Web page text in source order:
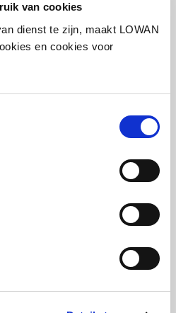
van cookies
dienst te zijn, maakt LOWAN
en cookies voor
vorm te
te passen in jouw